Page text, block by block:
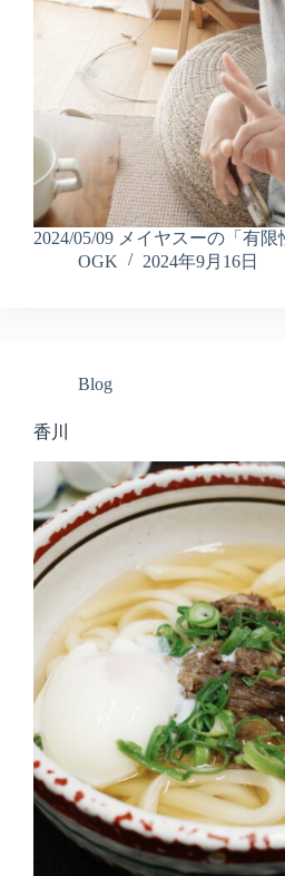
2024/05/09 メイヤスーの「有
OGK
2024年9月16日
Blog
香川